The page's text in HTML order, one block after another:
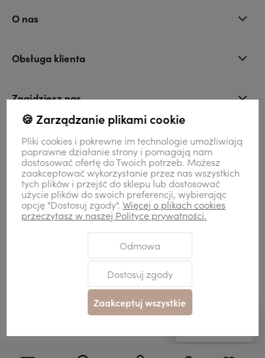
O nas
Obsługa klienta
Znajdziesz nas
Kontakt
Moje konto
Sklep internetowy Shoper Premium Szablon Shoper Modern 3.0™
GrowCommerce
🍪 Zarządzanie plikami cookie
Pliki cookies i pokrewne im technologie umożliwiają
poprawne działanie strony i pomagają nam
dostosować ofertę do Twoich potrzeb. Możesz
zaakceptować wykorzystanie przez nas wszystkich
tych plików i przejść do sklepu lub dostosować
użycie plików do swoich preferencji, wybierając
opcję "Dostosuj zgody". Więcej o plikach cookies
przeczytasz w naszej Polityce prywatności.
Odmowa
Dostosuj zgody
Zaakceptuj wszystkie